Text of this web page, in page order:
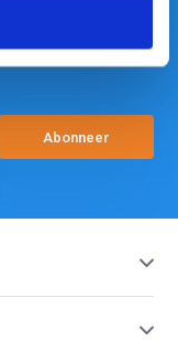
deze alleen als we
Abonneer